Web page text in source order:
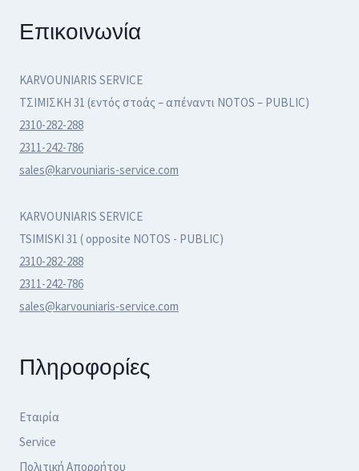
Επικοινωνία
KARVOUNIARIS SERVICE
ΤΣΙΜΙΣΚΗ 31 (εντός στοάς – απέναντι NOTOS – PUBLIC)
2310-282-288
2311-242-786
sales@karvouniaris-service.com
KARVOUNIARIS SERVICE
TSIMISKI 31 ( opposite NOTOS - PUBLIC)
2310-282-288
2311-242-786
sales@karvouniaris-service.com
Πληροφορίες
Εταιρία
Service
Πολιτική Απορρήτου